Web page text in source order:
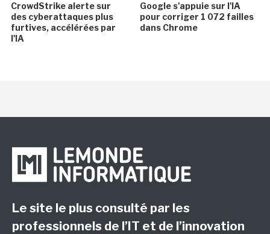
CrowdStrike alerte sur
des cyberattaques plus
furtives, accélérées par
l'IA
Google s'appuie sur l'IA
pour corriger 1 072 failles
dans Chrome
Le site le plus consulté par les
professionnels de l’IT et de l’innovation